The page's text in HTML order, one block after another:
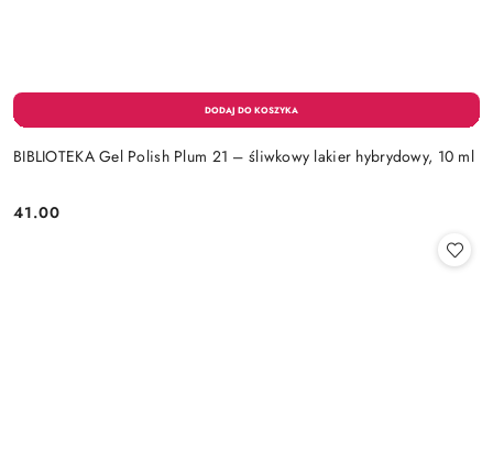
BIBLIOTEKA Gel Polish Plum 21 – śliwkowy lakier hybrydowy, 10 ml
Cena:
41.00